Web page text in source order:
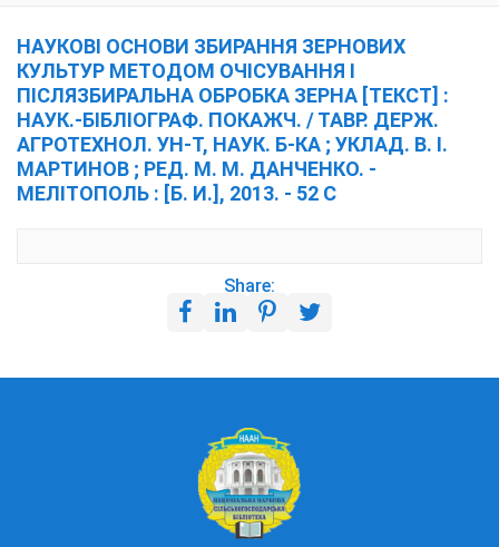
НАУКОВІ ОСНОВИ ЗБИРАННЯ ЗЕРНОВИХ
КУЛЬТУР МЕТОДОМ ОЧІСУВАННЯ І
ПІСЛЯЗБИРАЛЬНА ОБРОБКА ЗЕРНА [ТЕКСТ] :
НАУК.-БІБЛІОГРАФ. ПОКАЖЧ. / ТАВР. ДЕРЖ.
АГРОТЕХНОЛ. УН-Т, НАУК. Б-КА ; УКЛАД. В. І.
МАРТИНОВ ; РЕД. М. М. ДАНЧЕНКО. -
МЕЛІТОПОЛЬ : [Б. И.], 2013. - 52 С
Share: